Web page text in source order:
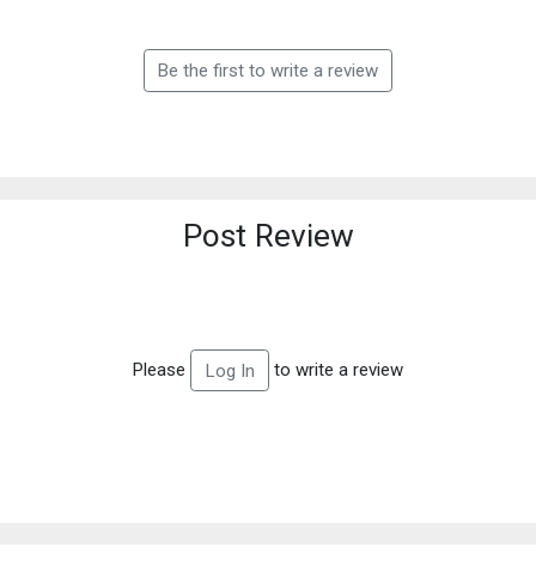
Be the first to write a review
Post Review
Please Log In to write a review